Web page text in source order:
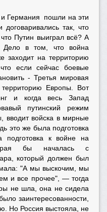
Германия пошли на эти
так, что
Путин выиграл всё? А
Дело в том, что война
на территорию
если сейчас боевые
- Третья мировая
Европы. Вот
и когда весь Запад
путинский режим
вводит войска в мирные
это же была подготовка
к войне на
бы началась с
который должен был
"А мы выскочим, мы
и все прочее", — тогда
не шла, она не сидела
заинтересованности,
Но Россия выстояла, не